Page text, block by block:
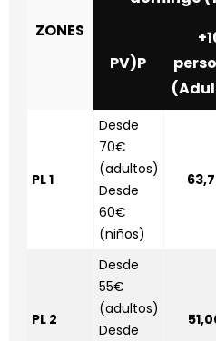
ZONES
PV)P
PL 1
Desde
70€
(adultos)
Desde
60€
(niños)
PL 2
Desde
55€
(adultos)
Desde